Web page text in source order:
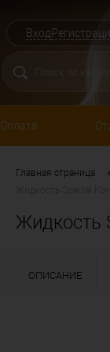
Вход
Оплата
Главная страница •
Жидкость
ОПИСАНИЕ